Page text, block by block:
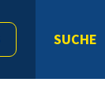
SUCHE